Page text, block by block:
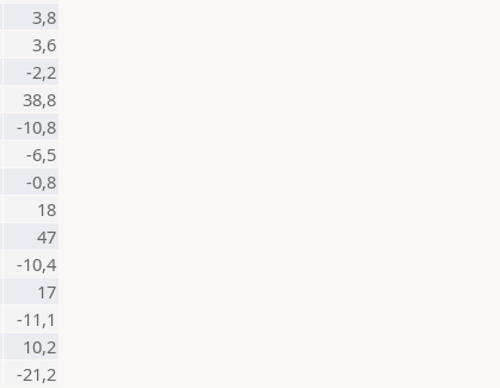
3,8
3,6
-2,2
38,8
-10,8
-6,5
-0,8
18
47
-10,4
17
-11,1
10,2
-21,2